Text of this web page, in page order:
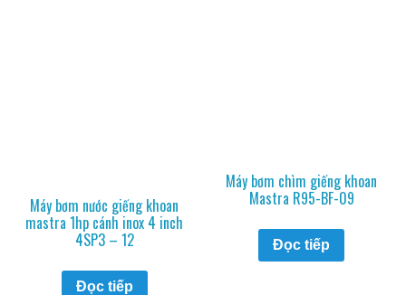
Máy bơm nước giếng khoan
mastra 1hp cánh inox 4 inch
4SP3 – 12
Đọc tiếp
Máy bơm chìm giếng khoan
Mastra R95-BF-09
Đọc tiếp